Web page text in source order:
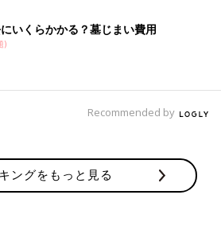
いくらかかる？墓じまい費用
)
Recommended by
ングをもっと見る